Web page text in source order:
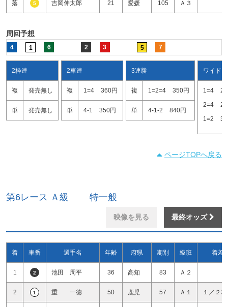
落 5 吉岡伸太郎 21 愛媛 105 Ａ３
周回予想
4 1 6 2 3 5 7
2枠連
複 発売無し
単 発売無し
2車連
複 1=4 360円
単 4-1 350円
3連勝
複 1=2=4 350円
単 4-1-2 840円
ワイド
1=4
2=4
1=2
ページTOPへ戻る
第6レース Ａ級 特一般
映像を見る 最終オッズ
着 車番 選手名 年齢 府県 期別 級班 着差
1 2 池田 周平 36 高知 83 Ａ２
2 1 重 一徳 50 鹿児 57 Ａ１ １／２